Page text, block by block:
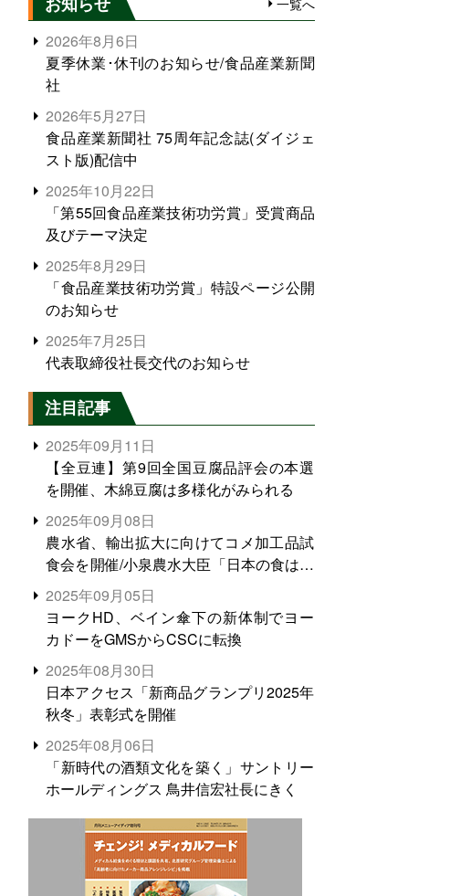
一覧へ
2026年8月6日
夏季休業･休刊のお知らせ/食品産業新聞
社
2026年5月27日
食品産業新聞社 75周年記念誌(ダイジェ
スト版)配信中
2025年10月22日
「第55回食品産業技術功労賞」受賞商品
及びテーマ決定
2025年8月29日
「食品産業技術功労賞」特設ページ公開
のお知らせ
2025年7月25日
代表取締役社長交代のお知らせ
注目記事
2025年09月11日
【全豆連】第9回全国豆腐品評会の本選
を開催、木綿豆腐は多様化がみられる
2025年09月08日
農水省、輸出拡大に向けてコメ加工品試
食会を開催/小泉農水大臣「日本の食は世
界でトップをとれる。米増産に向けて、
米輸出需要の拡大を」
2025年09月05日
ヨークHD、ベイン傘下の新体制でヨー
カドーをGMSからCSCに転換
2025年08月30日
日本アクセス「新商品グランプリ2025年
秋冬」表彰式を開催
2025年08月06日
「新時代の酒類文化を築く」サントリー
ホールディングス 鳥井信宏社長にきく